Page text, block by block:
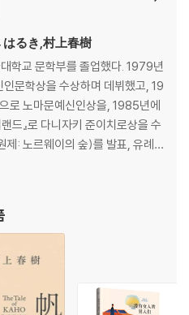
るき,村上春樹
학교 문학부를 졸업했다. 1979년
인문학상을 수상하며 데뷔했고, 19
로 노마문예신인상을, 1985년에
드』로 다니자키 준이치로상을 수
제: 노르웨이의 숲)를 발표, 유례없
신드롬을 일으키며 세계적인 작가
』로 요미우리문학상을 수상했고,
밖